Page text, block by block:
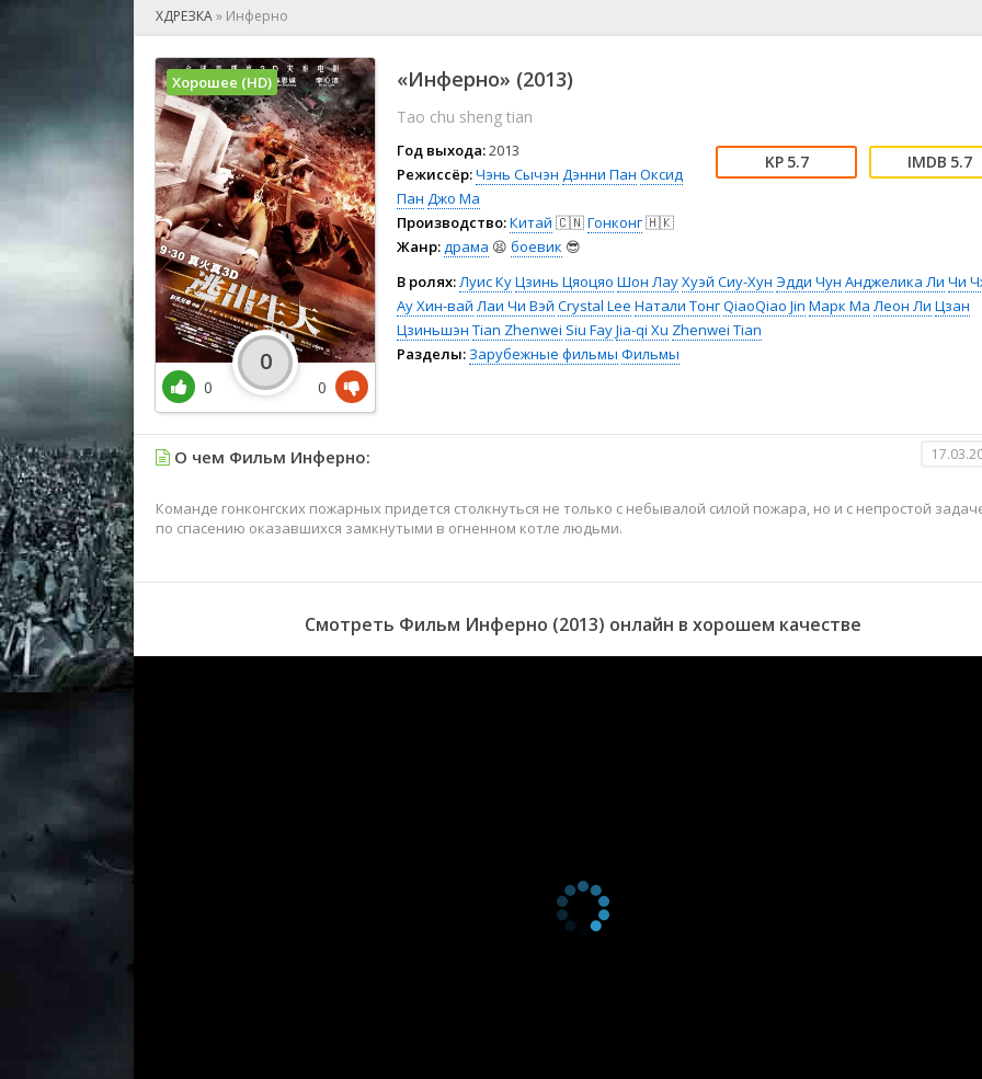
🕺 Мюзикл
👨‍💻 Реальное тв
🎤 Ток-шоу
😱 Ужасы
🧙‍♀️ Фантастика
🤠 Фильм-нуар
🧝‍♂️ Фэнтези
🏅 Церемония
ХДРЕЗКА» Инферно
«Инферно» (2013)
Tao chu sheng tian
Год выхода:2013
Режиссёр:Чэнь Сычэн Дэнни Пан Оксид
Пан Джо Ма
Производство:Китай 🇨🇳Гонконг🇭🇰
Жанр:драма 😫 боевик 😎
5.7 5.7
В ролях:Луис КуЦзинь Цяоцяо Шон ЛауХуэй Сиу-Хун Эдди Чун Анджелика Ли Чи
Ау Хин-вай Лаи Чи Вэй Crystal Lee Натали ТонгQiaoQiao Jin Марк Ма Леон Ли Цзан
Цзиньшэн Tian Zhenwei Siu FayJia-qi Xu Zhenwei Tian
Разделы: Зарубежные фильмы Фильмы
Хорошее (HD)
0
0
0
О чем Фильм Инферно:
Команде гонконгских пожарных придется столкнуться не только с небывалой силой пожара, но и с непростой
по спасению оказавшихся замкнутыми в огненном котле людьми.
Смотреть Фильм Инферно (2013) онлайн в хорошем качестве